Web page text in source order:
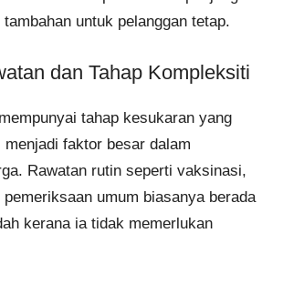
untuk pelanggan tetap.
dan Tahap Kompleksiti
tahap kesukaran yang
menjadi faktor besar dalam
Rawatan rutin seperti vaksinasi,
umum biasanya berada
kerana ia tidak memerlukan